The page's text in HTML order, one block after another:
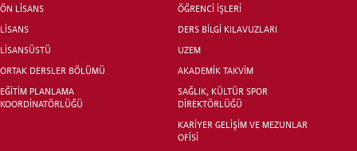
YATAY GEÇİŞ
ÖN LİSANS
LİSANS
LİSANSÜSTÜ
ORTAK DERSLER BÖLÜMÜ
EĞİTİM PLANLAMA
KOORDİNATÖRLÜĞÜ
ÖĞRENCİ İŞLERİ
DERS BİLGİ KILAVUZLARI
UZEM
AKADEMİK TAKVİM
SAĞLIK, KÜLTÜR SPOR
DİREKTÖRLÜĞÜ
KARİYER GELİŞİM VE MEZUNLAR
OFİSİ